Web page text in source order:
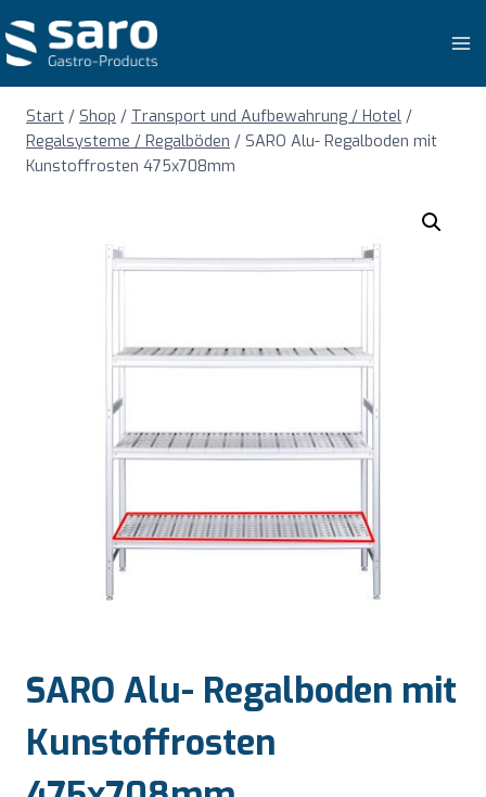
Inhalt
springen
Start / Shop / Transport und Aufbewahrung / Hotel /
Regalsysteme / Regalböden / SARO Alu- Regalboden mit
Kunstoffrosten 475x708mm
SARO Alu- Regalboden mit
Kunstoffrosten